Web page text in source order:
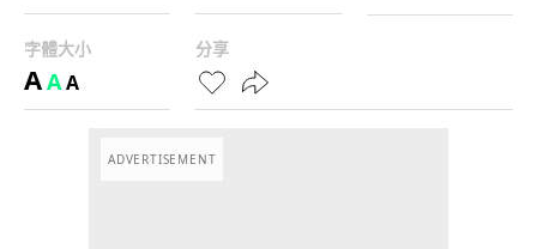
字體大小
AAA
分享
ADVERTISEMENT